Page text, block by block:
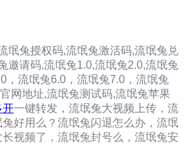
氓兔授权码,流氓兔激活码,流氓兔兑
邀请码,流氓兔1.0,流氓兔2.0,流氓兔
， 流氓兔6.0， 流氓兔7.0， 流氓兔
官网地址,流氓兔测试码,流氓兔苹果
开一键转发，流氓兔大视频上传， 流
好用么？流氓兔闪退怎么办，流氓
视频了，流氓兔封号么，流氓兔安